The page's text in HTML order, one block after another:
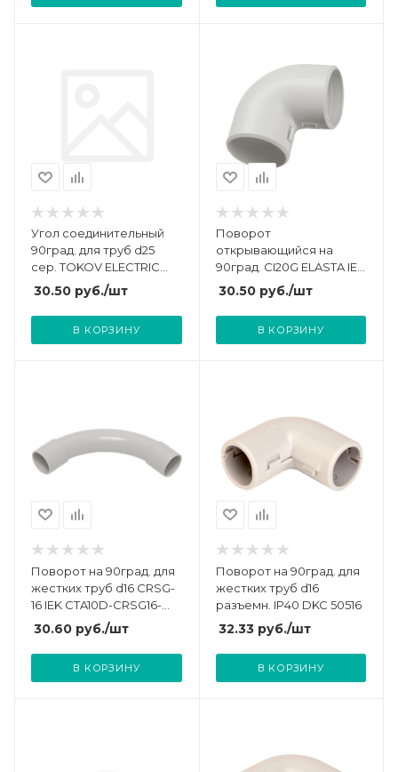
Угол соединительный
90град. для труб d25
сер. TOKOV ELECTRIC
TKE-YSDT-25-C06
30.50 руб./шт
В КОРЗИНУ
Поворот
открывающийся на
90град. CI20G ELASTA IEK
CTA10D-CIG20-K41-050
30.50руб./шт
В КОРЗИНУ
Поворот на 90град. для
жестких труб d16 CRSG-
16 IEK CTA10D-CRSG16-
K41-050
30.60 руб./шт
В КОРЗИНУ
Поворот на 90град. для
жестких труб d16
разъемн. IP40 DKC 50516
32.33руб./шт
В КОРЗИНУ